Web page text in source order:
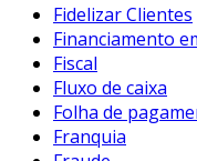
Fidelizar Clientes
Financiamento
Fiscal
Fluxo de caixa
Folha de
Franquia